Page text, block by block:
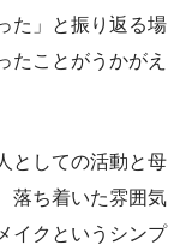
た」と振り返る場
たことがうかがえ
としての活動と母
落ち着いた雰囲気
イクというシンプ